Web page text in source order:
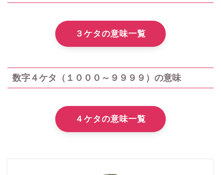
３ケタの意味一覧
数字４ケタ（１０００～９９９９）の意味
４ケタの意味一覧